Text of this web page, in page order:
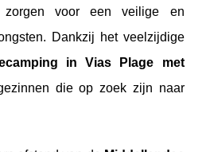
zorgen voor een veilige en
Dankzij het veelzijdige
in Vias Plage met
die op zoek zijn naar